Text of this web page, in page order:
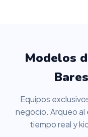
Modelos
Equipos
negocio. Arqueo al
tiempo real y